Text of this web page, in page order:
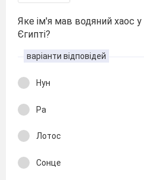
Яке ім'я мав водяний хаос
Єгипті?
варіанти відповідей
Нун
Ра
Лотос
Сонце